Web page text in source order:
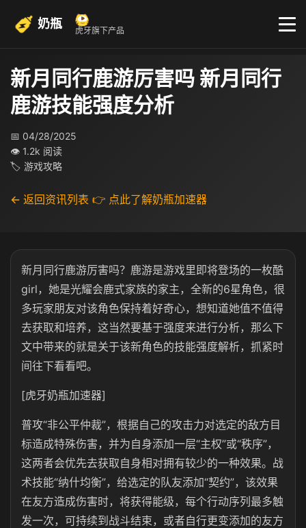
奶瓶 虎牙旗下产品
新月同行鹿游厉害吗 新月同行
鹿游技能强度分析
📅 04/28/2025
👁 1.2k 阅读
🏷 游戏攻略
← 返回资讯列表 👉 点此了解奶瓶加速器
新月同行鹿游厉害吗？鹿游是游戏里即将登场的一枚酷
girl，她是光耀会鹿式家族的家主，全新的6星角色，很
多玩家朋友对该角色保持着好奇心，想知道她值不值得
去获取和培养，这当然要基于强度来进行分析，那么下
文中带来的就是关于该新角色的技能强度解析，抓紧时
间往下看看吧。
[虎牙奶瓶加速器]
普攻“非公平仲裁”，根据自己的攻击力对选定的敌方目
标造成特殊伤害，并为自身添加一层“主权”或“秩序”，
这两者会优先去获取自身相对拥有较少的一种效果。战
术技能“纳什均衡”，给选定的队友添加“契约”，该效果
在友方造成伤害时，将获得能级，每个行动序列最多触
发一次，可持续到战斗结束，或者自行更变添加的友方